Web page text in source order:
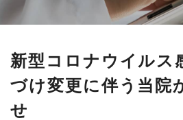
新型コロナウイルス
づけ変更に伴う当院
せ